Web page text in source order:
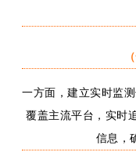
一方面，建立实时监
覆盖主流平台，实时
信息，